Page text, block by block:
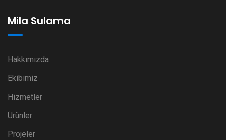
Mila Sulama
Hakkımızda
Ekibimiz
Hizmetler
Ürünler
Projeler